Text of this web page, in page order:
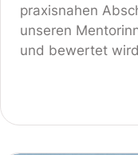
praxisnahen
unseren
und bewertet